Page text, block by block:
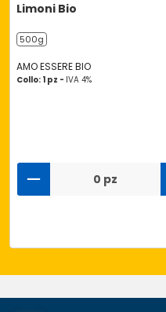
Limoni Bio
500g
AMO ESSERE BIO
Collo: 1 pz - IVA 4%
0 pz